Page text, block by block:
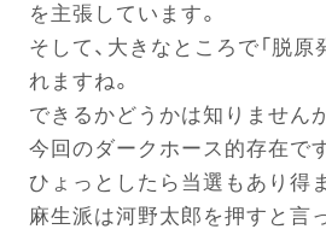
を主張しています。
そして、大きなところで「脱原
れますね。
できるかどうかは知りませんが
今回のダークホース的存在です
ひょっとしたら当選もあり得
麻生派は河野太郎を押すと言